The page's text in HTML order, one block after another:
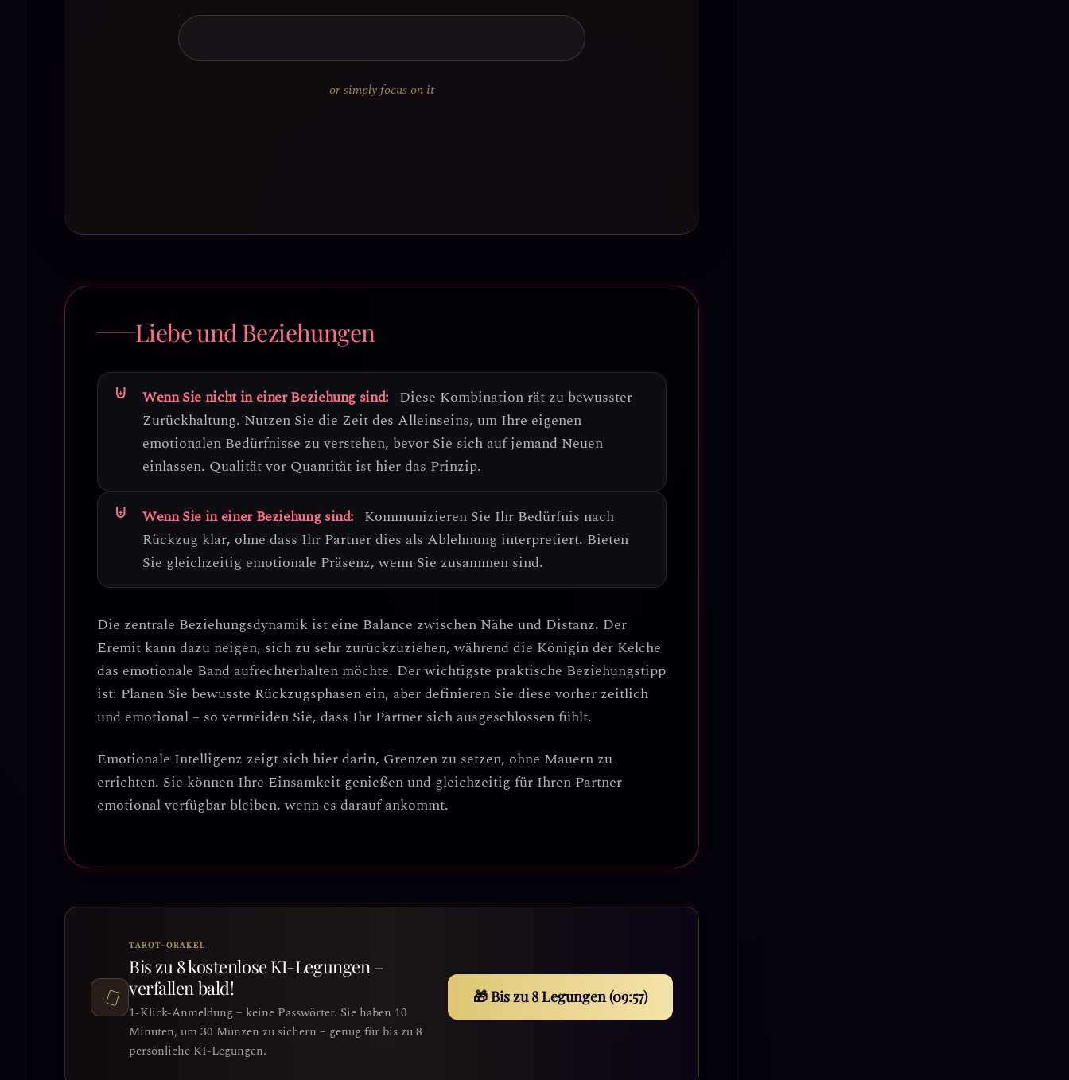
or simply focus on it
Liebe und Beziehungen
Wenn Sie nicht in einer Beziehung sind: Diese Kombination rät zu bewusster
Zurückhaltung. Nutzen Sie die Zeit des Alleinseins, um Ihre eigenen
emotionalen Bedürfnisse zu verstehen, bevor Sie sich auf jemand Neuen
einlassen. Qualität vor Quantität ist hier das Prinzip.
Wenn Sie in einer Beziehung sind: Kommunizieren Sie Ihr Bedürfnis nach
Rückzug klar, ohne dass Ihr Partner dies als Ablehnung interpretiert. Bieten
Sie gleichzeitig emotionale Präsenz, wenn Sie zusammen sind.
Die zentrale Beziehungsdynamik ist eine Balance zwischen Nähe und Distanz. Der
Eremit kann dazu neigen, sich zu sehr zurückzuziehen, während die Königin der Kelche
das emotionale Band aufrechterhalten möchte. Der wichtigste praktische Beziehungstipp
ist: Planen Sie bewusste Rückzugsphasen ein, aber definieren Sie diese vorher zeitlich
und emotional – so vermeiden Sie, dass Ihr Partner sich ausgeschlossen fühlt.
Emotionale Intelligenz zeigt sich hier darin, Grenzen zu setzen, ohne Mauern zu
errichten. Sie können Ihre Einsamkeit genießen und gleichzeitig für Ihren Partner
emotional verfügbar bleiben, wenn es darauf ankommt.
TAROT-ORAKEL
Bis zu 8 kostenlose KI-Legungen –
verfallen bald!
1-Klick-Anmeldung – keine Passwörter. Sie haben 10
Minuten, um 30 Münzen zu sichern – genug für bis zu 8
persönliche KI-Legungen.
🎁 Bis zu 8 Legungen (09:55)